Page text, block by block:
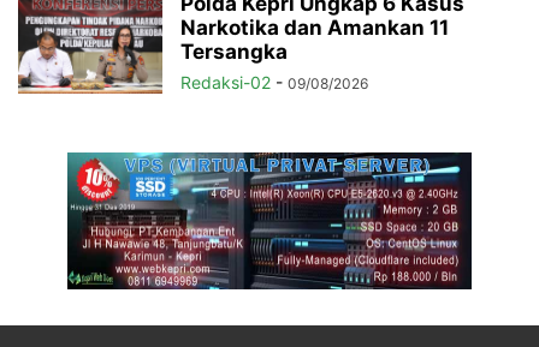
Narkotika dan Amankan 11
Tersangka
Redaksi-02 - 09/08/2026